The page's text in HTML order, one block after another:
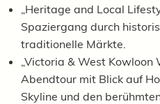
„Heritage and Local
Spaziergang durch
traditionelle Märkte.
„Victoria & West Kowloon
Abendtour mit Blick auf
Skyline und den